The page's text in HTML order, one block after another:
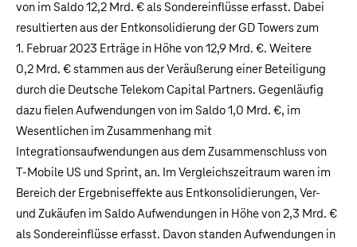
von im Saldo12,2 Mrd. €als Sondereinflüsse erfasst. Dabei
resultierten aus der Entkonsolidierung der GD Towers zum
1. Februar 2023 Erträge in Höhe von12,9 Mrd. €. Weitere
0,2 Mrd. €stammen aus der Veräußerung einer Beteiligung
durch die Deutsche Telekom Capital Partners. Gegenläufig
dazu fielen Aufwendungen von im Saldo1,0 Mrd. €, im
Wesentlichen im Zusammenhang mit
Integrationsaufwendungen aus dem Zusammenschluss von
T‑Mobile US und Sprint, an. Im Vergleichszeitraum waren im
Bereich der Ergebniseffekte aus Entkonsolidierungen, Ver-
und Zukäufen im Saldo Aufwendungen in Höhe von2,3 Mrd. €
als Sondereinflüsse erfasst. Davon standen Aufwendungen in